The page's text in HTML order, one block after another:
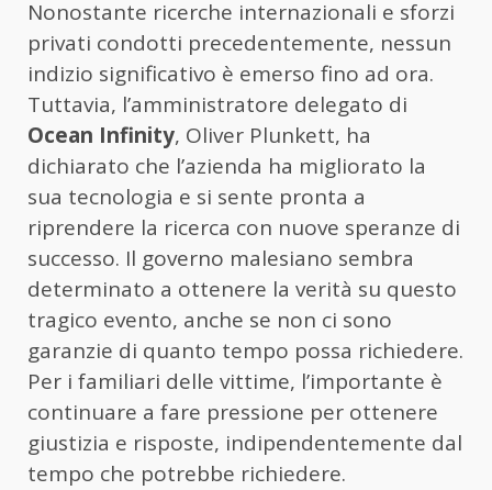
Nonostante ricerche internazionali e sforzi
privati condotti precedentemente, nessun
indizio significativo è emerso fino ad ora.
Tuttavia, l’amministratore delegato di
Ocean Infinity, Oliver Plunkett, ha
dichiarato che l’azienda ha migliorato la
sua tecnologia e si sente pronta a
riprendere la ricerca con nuove speranze di
successo. Il governo malesiano sembra
determinato a ottenere la verità su questo
tragico evento, anche se non ci sono
garanzie di quanto tempo possa richiedere.
Per i familiari delle vittime, l’importante è
continuare a fare pressione per ottenere
giustizia e risposte, indipendentemente dal
tempo che potrebbe richiedere.